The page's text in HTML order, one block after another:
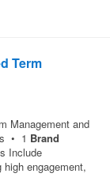
Term
Management and
• 1 Brand
Include
engagement,